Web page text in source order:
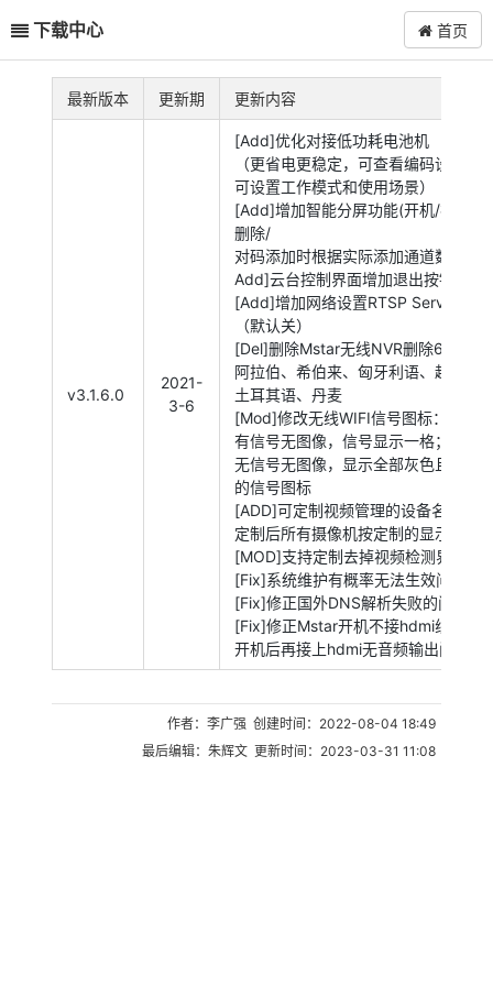
下载中心 首页
最新版本 更新期 更新内容
v3.1.6.0
2021-
3-6
[Add]优化对接低功耗电池机
（更省电更稳定，可查看编码设置，
可设置工作模式和使用场景）
[Add]增加智能分屏功能(开机/视频管
删除/
对码添加时根据实际添加通道数进行
Add]云台控制界面增加退出按钮
[Add]增加网络设置RTSP Server开关
（默认关）
[Del]删除Mstar无线NVR删除6种语言
阿拉伯、希伯来、匈牙利语、越南语
土耳其语、丹麦
[Mod]修改无线WIFI信号图标：
有信号无图像，信号显示一格；
无信号无图像，显示全部灰色且有红×
的信号图标
[ADD]可定制视频管理的设备名称 ，
定制后所有摄像机按定制的显示
[MOD]支持定制去掉视频检测界面邮
[Fix]系统维护有概率无法生效问题
[Fix]修正国外DNS解析失败的问题
[Fix]修正Mstar开机不接hdmi线,
开机后再接上hdmi无音频输出问题
作者：李广强 创建时间：2022-08-04 18:49
最后编辑：朱辉文 更新时间：2023-03-31 11:08